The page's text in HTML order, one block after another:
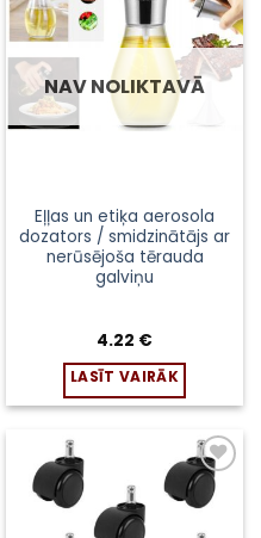
Pievienot
sarakstam
NAV NOLIKTAVĀ
Eļļas un etiķa aerosola
dozators / smidzinātājs ar
nerūsējoša tērauda
galviņu
4.22 €
LASĪT VAIRĀK
Pievienot
sarakstam